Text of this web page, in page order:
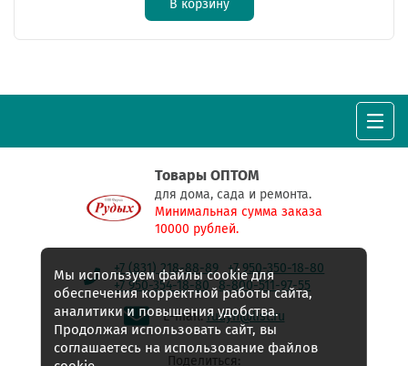
В корзину
Товары ОПТОМ
для дома, сада и ремонта.
Минимальная сумма заказа
10000 рублей.
+7 (831) 218-88-89
+7 950-350-18-80
+7 950-354-18-80
8-800-511-97-55
E-mail:rudyh@list.ru
Поделиться:
Мы используем файлы cookie для
обеспечения корректной работы сайта,
аналитики и повышения удобства.
Продолжая использовать сайт, вы
соглашаетесь на использование файлов